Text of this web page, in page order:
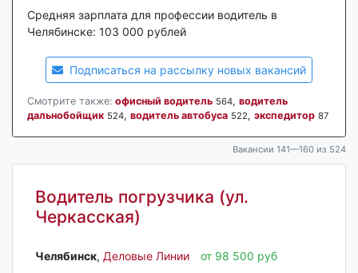
Средняя зарплата для профессии водитель в
Челябинске: 103 000 рублей
Подписаться на рассылку новых вакансий
Смотрите также: офисный водитель 564, водитель
дальнобойщик 524, водитель автобуса 522, экспедитор 87
Вакансии 141—160 из 524
Водитель погрузчика (ул.
Черкасская)
Челябинск‎, Деловые Линии от 98 500 руб